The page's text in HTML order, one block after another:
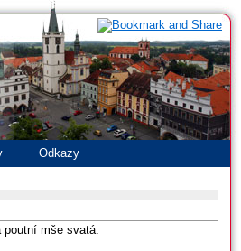
Odkazy
poutní mše svatá.